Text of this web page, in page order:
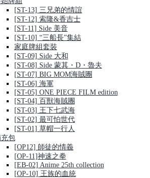
[ST-13] 三兄弟的情誼
[ST-12] 索隆&香吉士
[ST-11] Side 美音
[ST-10] “三船長”集結
家庭牌組套裝
[ST-09] Side 大和
[ST-08] Side 蒙其・D・魯夫
[ST-07] BIG MOM海賊團
[ST-06] 海軍
[ST-05] ONE PIECE FILM edition
[ST-04] 百獸海賊團
[ST-03] 王下七武海
[ST-02] 最可怕世代
[ST-01] 草帽一行人
包
[OP12] 師徒的情義
[OP-11]神速之拳
[EB-02] Anime 25th collection
[OP-10] 王族的血統